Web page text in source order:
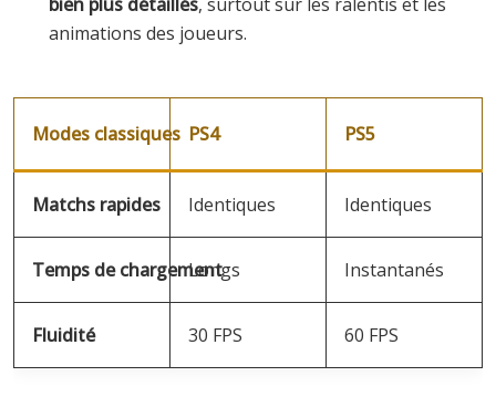
animations des joueurs.
Modes classiques PS4 PS5
Matchs rapides Identiques Identiques
Temps de chargement
Longs Instantanés
Fluidité 30 FPS 60 FPS